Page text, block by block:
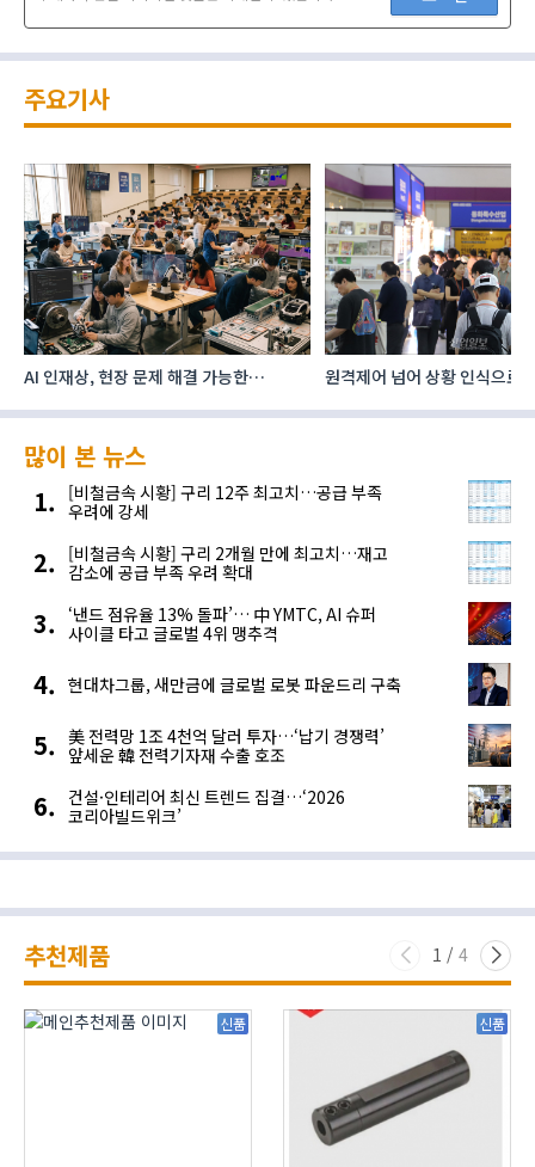
주요기사
AI 인재상, 현장 문제 해결 가능한
원격제어 넘어 상황 인식으로,
많이 본 뉴스
[비철금속 시황] 구리 12주 최고치…공급 부족
우려에 강세
[비철금속 시황] 구리 2개월 만에 최고치…재고
감소에 공급 부족 우려 확대
‘낸드 점유율 13% 돌파’… 中 YMTC, AI 슈퍼
사이클 타고 글로벌 4위 맹추격
현대차그룹, 새만금에 글로벌 로봇 파운드리 구축
美 전력망 1조 4천억 달러 투자…‘납기 경쟁력’
앞세운 韓 전력기자재 수출 호조
건설·인테리어 최신 트렌드 집결…‘2026
코리아빌드위크’
추천제품 1 / 4
신품 신품